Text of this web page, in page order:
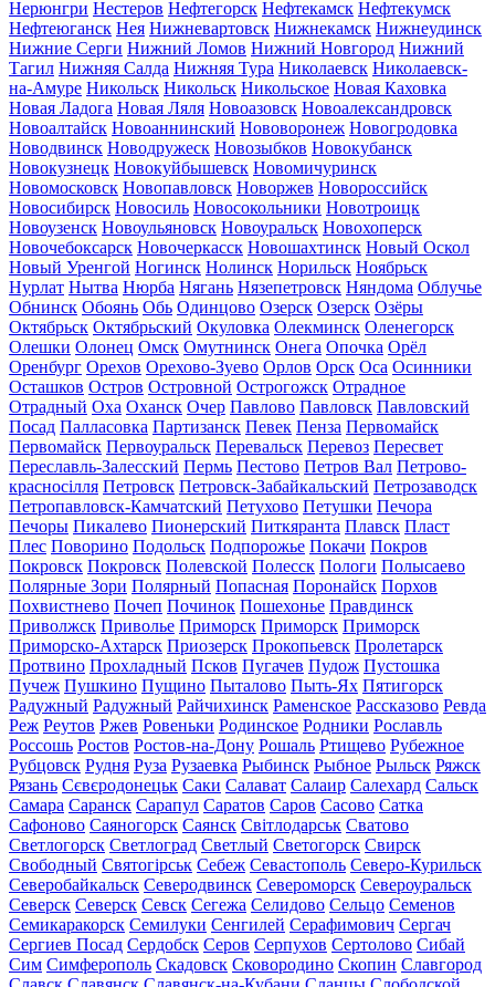
Нерюнгри Нестеров Нефтегорск Нефтекамск Нефтекумск
Нефтеюганск Нея Нижневартовск Нижнекамск Нижнеудинск
Нижние Серги Нижний Ломов Нижний Новгород Нижний
Тагил Нижняя Салда Нижняя Тура Николаевск Николаевск-
на-Амуре Никольск Никольск Никольское Новая Каховка
Новая Ладога Новая Ляля Новоазовск Новоалександровск
Новоалтайск Новоаннинский Нововоронеж Новогродовка
Новодвинск Новодружеск Новозыбков Новокубанск
Новокузнецк Новокуйбышевск Новомичуринск
Новомосковск Новопавловск Новоржев Новороссийск
Новосибирск Новосиль Новосокольники Новотроицк
Новоузенск Новоульяновск Новоуральск Новохоперск
Новочебоксарск Новочеркасск Новошахтинск Новый Оскол
Новый Уренгой Ногинск Нолинск Норильск Ноябрьск
Нурлат Нытва Нюрба Нягань Нязепетровск Няндома Облучье
Обнинск Обоянь Обь Одинцово Озерск Озерск Озёры
Октябрьск Октябрьский Окуловка Олекминск Оленегорск
Олешки Олонец Омск Омутнинск Онега Опочка Орёл
Оренбург Орехов Орехово-Зуево Орлов Орск Оса Осинники
Осташков Остров Островной Острогожск Отрадное
Отрадный Оха Оханск Очер Павлово Павловск Павловский
Посад Палласовка Партизанск Певек Пенза Первомайск
Первомайск Первоуральск Перевальск Перевоз Пересвет
Переславль-Залесский Пермь Пестово Петров Вал Петрово-
красносілля Петровск Петровск-Забайкальский Петрозаводск
Петропавловск-Камчатский Петухово Петушки Печора
Печоры Пикалево Пионерский Питкяранта Плавск Пласт
Плес Поворино Подольск Подпорожье Покачи Покров
Покровск Покровск Полевской Полесск Пологи Полысаево
Полярные Зори Полярный Попасная Поронайск Порхов
Похвистнево Почеп Починок Пошехонье Правдинск
Приволжск Приволье Приморск Приморск Приморск
Приморско-Ахтарск Приозерск Прокопьевск Пролетарск
Протвино Прохладный Псков Пугачев Пудож Пустошка
Пучеж Пушкино Пущино Пыталово Пыть-Ях Пятигорск
Радужный Радужный Райчихинск Раменское Рассказово Ревда
Реж Реутов Ржев Ровеньки Родинское Родники Рославль
Россошь Ростов Ростов-на-Дону Рошаль Ртищево Рубежное
Рубцовск Рудня Руза Рузаевка Рыбинск Рыбное Рыльск Ряжск
Рязань Сєвєродонецьк Саки Салават Салаир Салехард Сальск
Самара Саранск Сарапул Саратов Саров Сасово Сатка
Сафоново Саяногорск Саянск Світлодарськ Сватово
Светлогорск Светлоград Светлый Светогорск Свирск
Свободный Святогірськ Себеж Севастополь Северо-Курильск
Северобайкальск Северодвинск Североморск Североуральск
Северск Северск Севск Сегежа Селидово Сельцо Семенов
Семикаракорск Семилуки Сенгилей Серафимович Сергач
Сергиев Посад Сердобск Серов Серпухов Сертолово Сибай
Сим Симферополь Скадовск Сковородино Скопин Славгород